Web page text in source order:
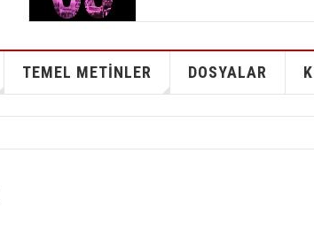
TEMEL METİNLER DOSYALAR